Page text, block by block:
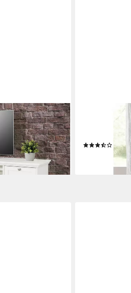
weiß Landhausstil
Kommode
Landhausstil
(3)
ab 109,00 €
lieferbar - in 3-4